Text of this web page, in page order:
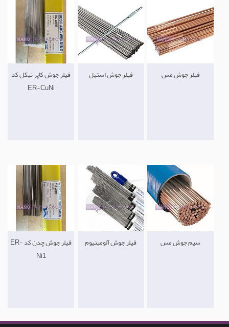
فیلر جوش کاپر نیکل کد
ER-CuNi
فیلر جوش استیل فیلر جوش مس
فیلر جوش چدن کد ER-
Ni1
فیلر جوش آلومینیوم سیم جوش مس